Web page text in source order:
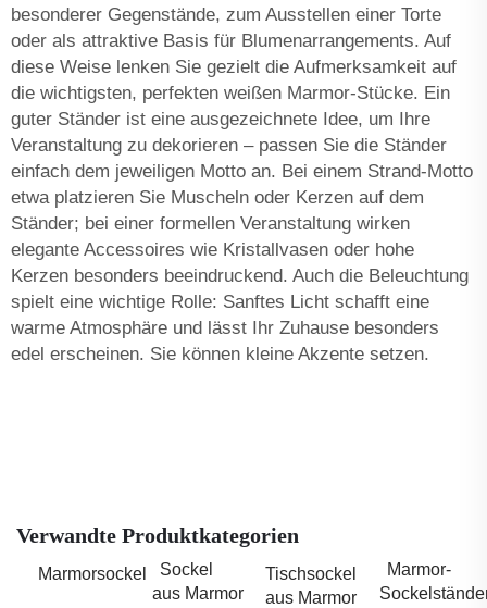
besonderer Gegenstände, zum Ausstellen einer Torte
oder als attraktive Basis für Blumenarrangements. Auf
diese Weise lenken Sie gezielt die Aufmerksamkeit auf
die wichtigsten, perfekten weißen Marmor-Stücke. Ein
guter Ständer ist eine ausgezeichnete Idee, um Ihre
Veranstaltung zu dekorieren – passen Sie die Ständer
einfach dem jeweiligen Motto an. Bei einem Strand-Motto
etwa platzieren Sie Muscheln oder Kerzen auf dem
Ständer; bei einer formellen Veranstaltung wirken
elegante Accessoires wie Kristallvasen oder hohe
Kerzen besonders beeindruckend. Auch die Beleuchtung
spielt eine wichtige Rolle: Sanftes Licht schafft eine
warme Atmosphäre und lässt Ihr Zuhause besonders
edel erscheinen. Sie können kleine Akzente setzen.
Verwandte Produktkategorien
Marmorsockel
Sockel
aus Marmor
Tischsockel
aus Marmor
Marmor-